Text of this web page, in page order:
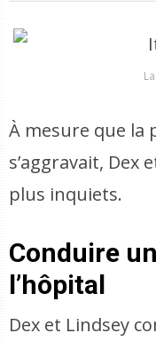
À mesure que la
s’aggravait, Dex
plus inquiets.
Conduire
l’hôpital
Dex et Lindsey